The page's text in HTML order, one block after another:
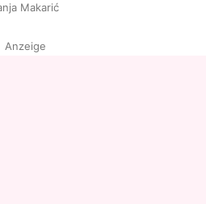
Makarić
Anzeige